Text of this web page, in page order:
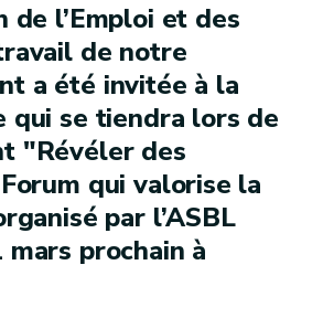
de l’Emploi et des
de notre
a été invitée à la
qui se tiendra lors de
"Révéler des
qui valorise la
par l’ASBL
mars prochain à